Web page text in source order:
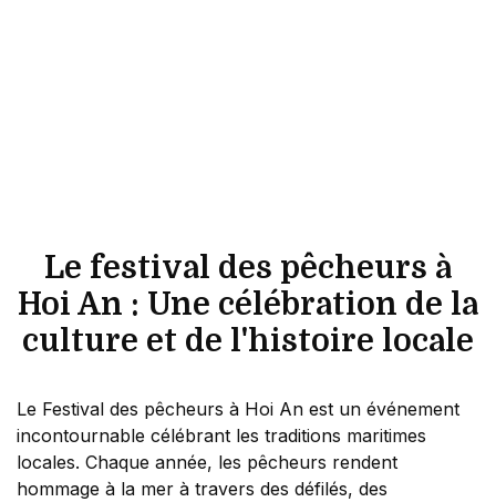
Le festival des pêcheurs à
Hoi An : Une célébration de la
culture et de l'histoire locale
Le Festival des pêcheurs à Hoi An est un événement
incontournable célébrant les traditions maritimes
locales. Chaque année, les pêcheurs rendent
hommage à la mer à travers des défilés, des